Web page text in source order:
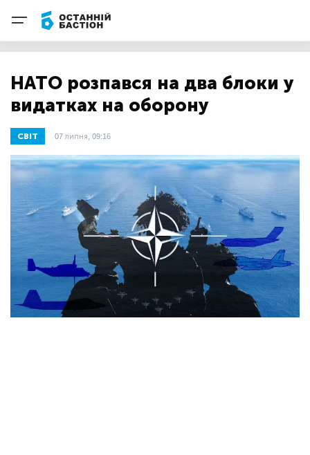
НАТО розпався на два блоки у
видатках на оборону
СВІТ 07 липня, 09:16